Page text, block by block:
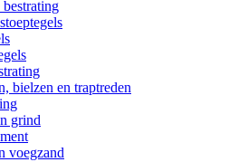
bielzen en traptreden
grind
voegzand